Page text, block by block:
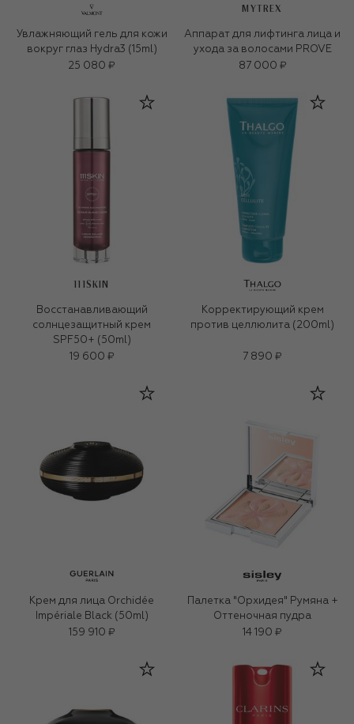
Увлажняющий гель для кожи
вокруг глаз Hydra3 (15ml)
25 080 ₽
MYTREX
Аппарат для лифтинга лица и
ухода за волосами PROVE
87 000 ₽
111SKIN
Восстанавливающий
солнцезащитный крем
SPF50+ (50ml)
19 600 ₽
Корректирующий крем
против целлюлита (200ml)
7 890 ₽
Крем для лица Orchidée
Impériale Black (50ml)
159 910 ₽
Палетка "Орхидея" Румяна +
Оттеночная пудра
14 190 ₽